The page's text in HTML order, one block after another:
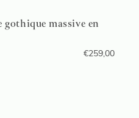
massive en
€259,00